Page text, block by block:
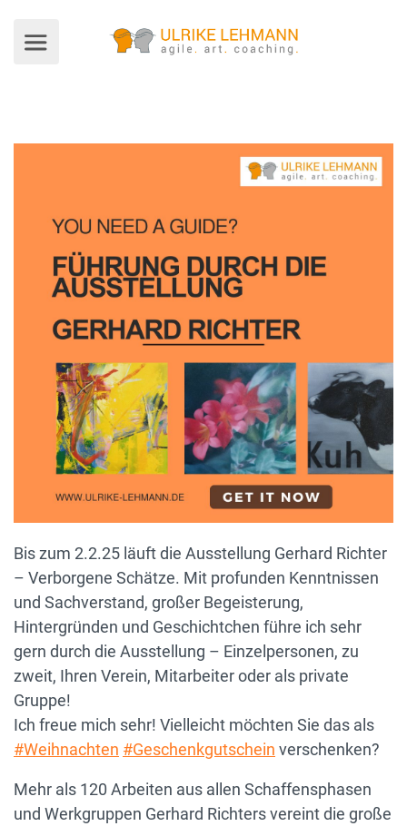
Bis zum 2.2.25 läuft die Ausstellung Gerhard Richter
– Verborgene Schätze. Mit profunden Kenntnissen
und Sachverstand, großer Begeisterung,
Hintergründen und Geschichtchen führe ich sehr
gern durch die Ausstellung – Einzelpersonen, zu
zweit, Ihren Verein, Mitarbeiter oder als private
Gruppe!
Ich freue mich sehr! Vielleicht möchten Sie das als
#Weihnachten #Geschenkgutschein verschenken?
Mehr als 120 Arbeiten aus allen Schaffensphasen
und Werkgruppen Gerhard Richters vereint die große